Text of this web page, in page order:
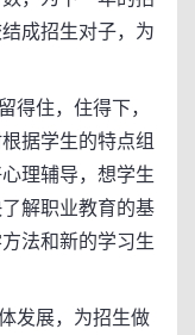
成招生对子，为
住，住得下，
据学生的特点组
理辅导，想学生
解职业教育的基
法和新的学习生
发展，为招生做